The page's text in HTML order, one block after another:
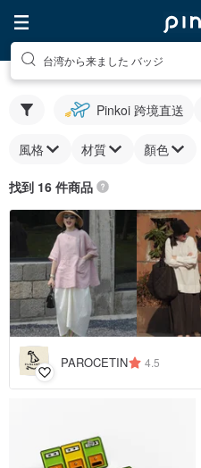
台湾から来ました バッジ
Pinkoi 跨境直送
風格 材質 顏色
找到 16 件商品
PAROCETIN 4.5